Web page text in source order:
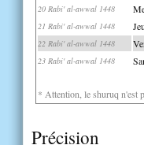
20 Rabi' al-awwal 1448
21 Rabi' al-awwal 1448
22 Rabi' al-awwal 1448
23 Rabi' al-awwal 1448
* Attention, le shuruq n'est
Précision